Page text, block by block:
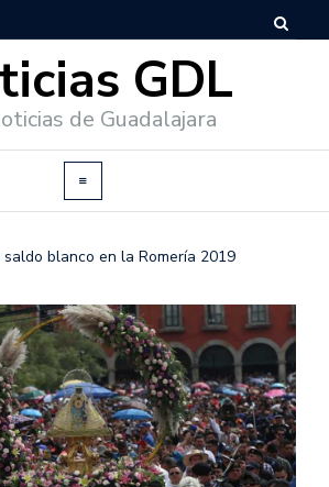
GDL
de Guadalajara
blanco en la Romería 2019